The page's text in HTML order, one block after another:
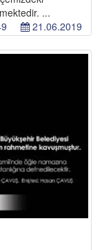
...
21.06.2019